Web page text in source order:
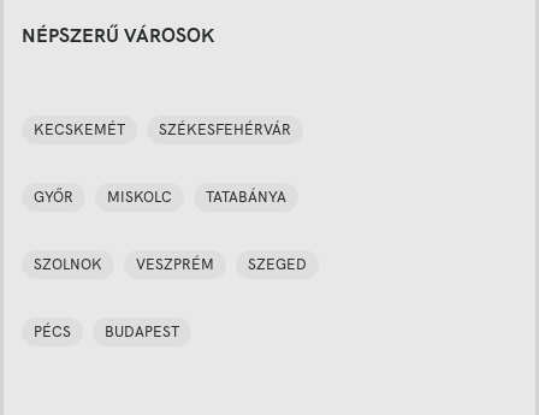
NÉPSZERŰ VÁROSOK
KECSKEMÉT SZÉKESFEHÉRVÁR
GYŐR MISKOLC TATABÁNYA
SZOLNOK VESZPRÉM SZEGED
PÉCS BUDAPEST